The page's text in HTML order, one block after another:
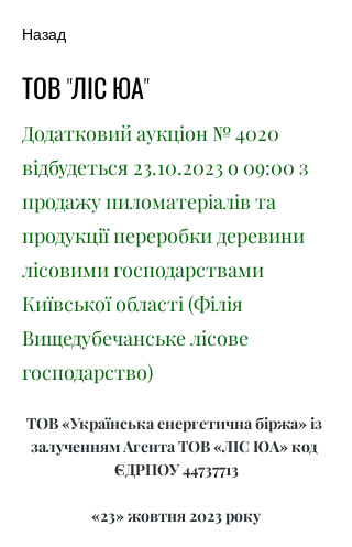
Назад
ТОВ "ЛІС ЮА"
Додатковий аукціон № 4020
відбудеться 23.10.2023о 09:00 з
продажу пиломатеріалів та
продукції переробки деревини
лісовими господарствами
Київської області (Філія
Вищедубечанське лісове
господарство)
ТОВ «Українська енергетична біржа» із
залученням Агента ТОВ «ЛІС ЮА» код
ЄДРПОУ 44737713
«23» жовтня 2023 року